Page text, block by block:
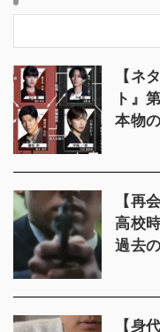
【ネ
ト』
本物
【再
高校
過去
【身